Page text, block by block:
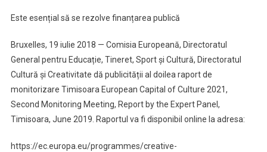
Este esențial să se rezolve finanțarea publică
Bruxelles, 19 iulie 2018 — Comisia Europeană, Directoratul
General pentru Educație, Tineret, Sport și Cultură, Directoratul
Cultură și Creativitate dă publicității al doilea raport de
monitorizare Timisoara European Capital of Culture 2021,
Second Monitoring Meeting, Report by the Expert Panel,
Timisoara, June 2019. Raportul va fi disponibil online la adresa:
https://ec.europa.eu/programmes/creative-